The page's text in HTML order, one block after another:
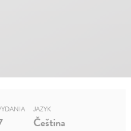
JAZYK
Čeština